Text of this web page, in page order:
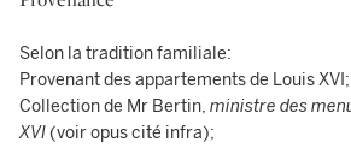
Selon la tradition familiale:
Provenant des appartements de Louis XVI;
Collection de Mr Bertin, ministre des
XVI(voir opus cité infra);